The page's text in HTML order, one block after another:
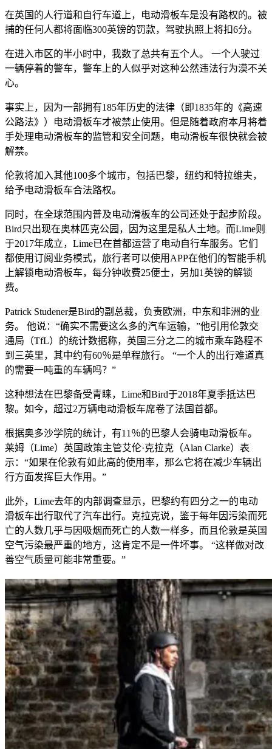
在英国的人行道和自行车道上，电动滑板车是没有路权的。被
捕的任何人都将面临300英镑的罚款，驾驶执照上将扣6分。
在进入市区的半小时中，我数了总共有五个人。 一个人驶过
一辆停着的警车，警车上的人似乎对这种公然违法行为漠不关
心。
事实上，因为一部拥有185年历史的法律（即1835年的《高速
公路法》）电动滑板车才被禁止使用。但是随着政府本月将着
手处理电动滑板车的监管和安全问题，电动滑板车很快就会被
解禁。
伦敦将加入其他100多个城市，包括巴黎，纽约和特拉维夫，
给予电动滑板车合法路权。
同时，在全球范围内普及电动滑板车的公司还处于起步阶段。
Bird只出现在奥林匹克公园，因为这里是私人土地。而Lime则
于2017年成立，Lime已在首都运营了电动自行车服务。它们
都使用订阅业务模式，旅行者可以使用APP在他们的智能手机
上解锁电动滑板车，每分钟收费25便士，另加1英镑的解锁
费。
Patrick Studener是Bird的副总裁，负责欧洲，中东和非洲的业
务。 他说：“确实不需要这么多的汽车运输，”他引用伦敦交
通局（TfL）的统计数据称，英国三分之二的城市乘车路程不
到三英里，其中约有60％是单程旅行。 “一个人的出行难道真
的需要一吨重的车辆吗？”
这种想法在巴黎备受青睐，Lime和Bird于2018年夏季抵达巴
黎。如今，超过2万辆电动滑板车席卷了法国首都。
根据奥多沙学院的统计，有11％的巴黎人会骑电动滑板车。
莱姆（Lime）英国政策主管艾伦·克拉克（Alan Clarke）表
示：“如果在伦敦有如此高的使用率，那么它将在减少车辆出
行方面发挥巨大作用。”
此外，Lime去年的内部调查显示，巴黎约有四分之一的电动
滑板车出行取代了汽车出行。克拉克说，鉴于每年因污染而死
亡的人数几乎与因吸烟而死亡的人数一样多，而且伦敦是英国
空气污染最严重的地方，这肯定不是一件坏事。 “这样做对改
善空气质量可能非常重要。”